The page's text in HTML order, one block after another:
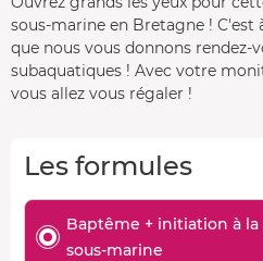
sous-marine en Bretagne ! C'est
que nous vous donnons rendez-
subaquatiques ! Avec votre
vous allez vous régaler !
Les formules
Baptême + initiation à
sous-marine